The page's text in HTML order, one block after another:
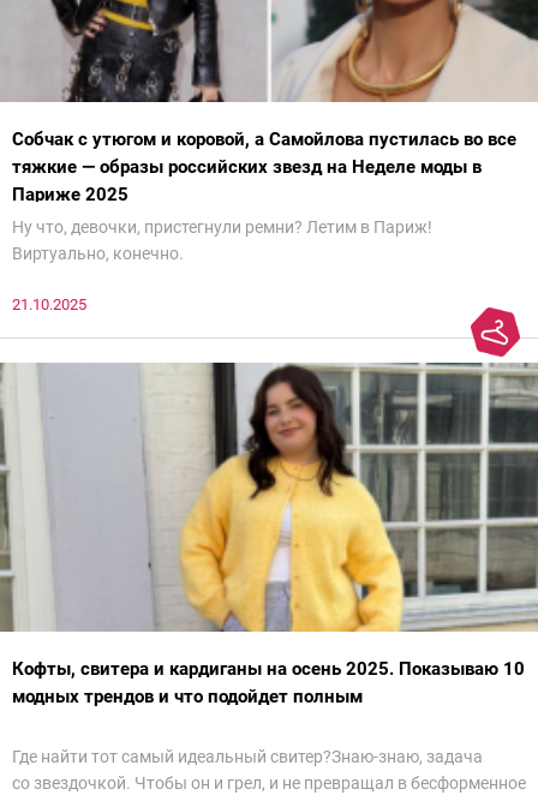
Собчак с утюгом и коровой, а Самойлова пустилась во все
тяжкие — образы российских звезд на Неделе моды в
Париже 2025
Ну что, девочки, пристегнули ремни? Летим в Париж!
Виртуально, конечно.
21.10.2025
Кофты, свитера и кардиганы на осень 2025. Показываю 10
модных трендов и что подойдет полным
Где найти тот самый идеальный свитер?Знаю-знаю, задача
со звездочкой. Чтобы он и грел, и не превращал в бесформенное